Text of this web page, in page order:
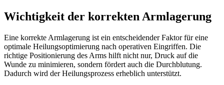
Wichtigkeit der korrekten Armlagerung
Eine korrekte Armlagerung ist ein entscheidender Faktor für eine
optimale Heilungsoptimierung nach operativen Eingriffen. Die
richtige Positionierung des Arms hilft nicht nur, Druck auf die
Wunde zu minimieren, sondern fördert auch die Durchblutung.
Dadurch wird der Heilungsprozess erheblich unterstützt.